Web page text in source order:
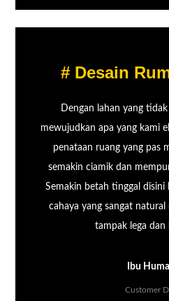
# Desain
Dengan lahan yang
mewujudkan apa yang kami
penataan ruang yang pas
semakin ciamik dan
Semakin betah tinggal disini
cahaya yang sangat
tampak lega dan
Ibu
Customer